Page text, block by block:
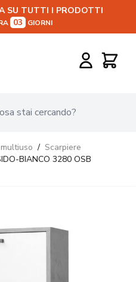
SU TUTTI I PRODOTTI
03 GIORNI
Carrello
/ Scarpiere
BIANCO 3280 OSB